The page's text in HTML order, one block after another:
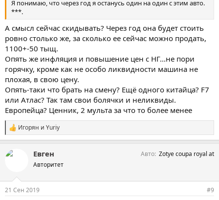
Я понимаю, что через год я останусь один на один с этим авто.
***.
А смысл сейчас скидывать? Через год она будет стоить
ровно столько же, за сколько ее сейчас можно продать,
1100+-50 тыщ.
Опять же инфляция и повышение цен с НГ...не пори
горячку, кроме как не особо ликвидности машина не
плохая, в свою цену.
Опять-таки что брать на смену? Ещё одного китайца? F7
или Атлас? Так там свои болячки и неликвиды.
Европейца? Ценник, 2 мульта за что то более менее
С
и
п
Игорян и Yuriy
Евген
Авторитет
Авто Zotye coupa royal at
21 Сен 2019 #9